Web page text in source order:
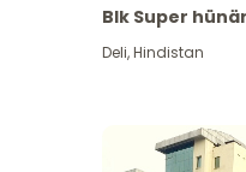
Blk Super
Deli,Hindistan